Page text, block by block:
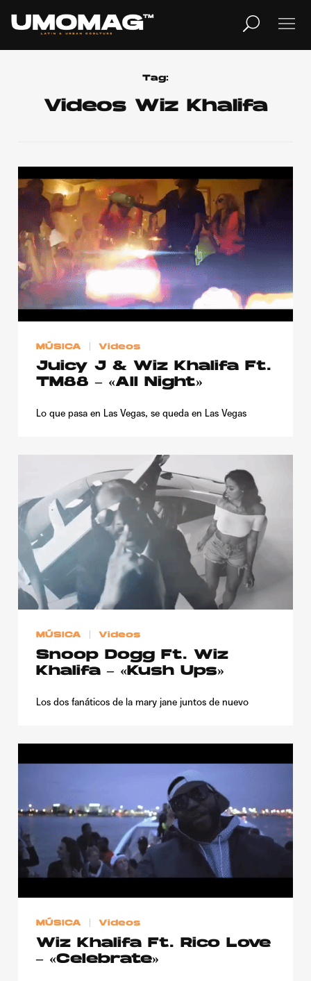
Home
Cover Story
Publicidad
Contacto
Aviso Legal
© 2015-2022 UMOMAG. PROPIEDAD DE UMO agency. TODOS LOS
Tag:
Videos Wiz Khalifa
MÚSICA Videos
Juicy J & Wiz Khalifa Ft.
TM88 – «All Night»
Lo que pasa en Las Vegas, se queda en Las Vegas
MÚSICA Videos
Snoop Dogg Ft. Wiz
Khalifa – «Kush Ups»
Los dos fanáticos de la mary jane juntos de nuevo
MÚSICA Videos
Wiz Khalifa Ft. Rico Love
– «Celebrate»